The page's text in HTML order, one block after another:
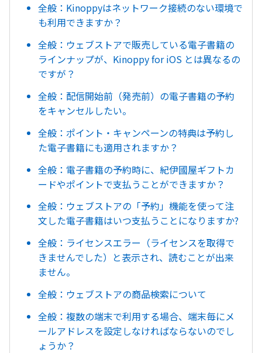
全般：Kinoppyはネットワーク接続のない環境で
も利用できますか？
全般：ウェブストアで販売している電子書籍の
ラインナップが、Kinoppy for iOS とは異なるの
ですが？
全般：配信開始前（発売前）の電子書籍の予約
をキャンセルしたい。
全般：ポイント・キャンペーンの特典は予約し
た電子書籍にも適用されますか？
全般：電子書籍の予約時に、紀伊國屋ギフトカ
ードやポイントで支払うことができますか？
全般：ウェブストアの「予約」機能を使って注
文した電子書籍はいつ支払うことになりますか?
全般：ライセンスエラー（ライセンスを取得で
きませんでした）と表示され、読むことが出来
ません。
全般：ウェブストアの商品検索について
全般：複数の端末で利用する場合、端末毎にメ
ールアドレスを設定しなければならないのでし
ょうか？